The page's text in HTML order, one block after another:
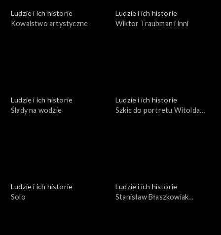
Ludzie i ich historie
Kowalstwo artystyczne
Ludzie i ich historie
Wiktor Traubman i inni
Ludzie i ich historie
Ślady na wodzie
Ludzie i ich historie
Szkic do portretu Witolda
Ludzie i ich historie
Solo
Ludzie i ich historie
Stanisław Błaszkowiak